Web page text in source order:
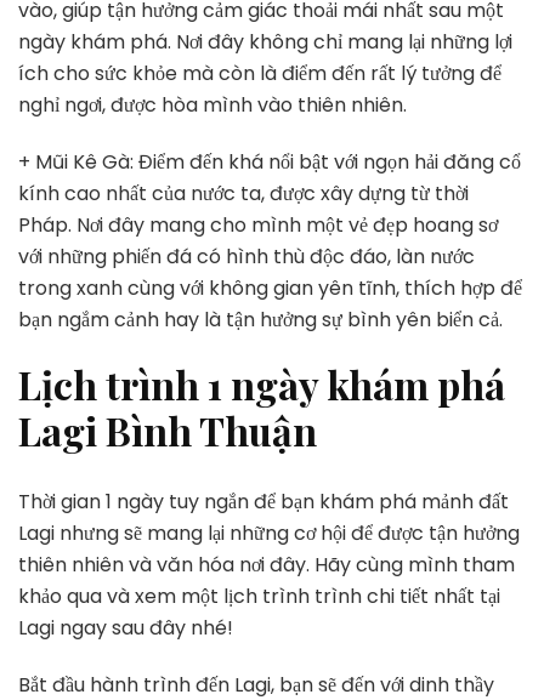
vào, giúp tận hưởng cảm giác thoải mái nhất sau một
ngày khám phá. Nơi đây không chỉ mang lại những lợi
ích cho sức khỏe mà còn là điểm đến rất lý tưởng để
nghỉ ngơi, được hòa mình vào thiên nhiên.
+ Mũi Kê Gà: Điểm đến khá nổi bật với ngọn hải đăng cổ
kính cao nhất của nước ta, được xây dựng từ thời
Pháp. Nơi đây mang cho mình một vẻ đẹp hoang sơ
với những phiến đá có hình thù độc đáo, làn nước
trong xanh cùng với không gian yên tĩnh, thích hợp để
bạn ngắm cảnh hay là tận hưởng sự bình yên biển cả.
Lịch trình 1 ngày khám phá
Lagi Bình Thuận
Thời gian 1 ngày tuy ngắn để bạn khám phá mảnh đất
Lagi nhưng sẽ mang lại những cơ hội để được tận hưởng
thiên nhiên và văn hóa nơi đây. Hãy cùng mình tham
khảo qua và xem một lịch trình trình chi tiết nhất tại
Lagi ngay sau đây nhé!
Bắt đầu hành trình đến Lagi, bạn sẽ đến với dinh thầy